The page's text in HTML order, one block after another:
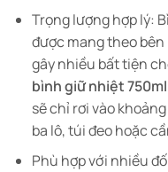
Trọng lượng hợp lý:
được mang theo
gây nhiều bất tiện
bình giữ nhiệt 750ml
sẽ chỉ rơi vào
ba lô, túi đeo hoặc
Phù hợp với nhiều